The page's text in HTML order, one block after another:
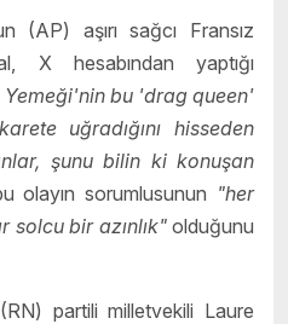
(AP) aşırı sağcı Fransız
X hesabından yaptığı
Yemeği'nin bu 'drag queen'
uğradığını hisseden
şunu bilin ki konuşan
olayın sorumlusunun "her
solcu bir azınlık"olduğunu
partili milletvekili Laure